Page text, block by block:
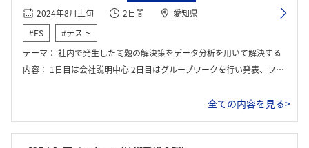
2024年8月上旬
2日間
愛知県
#ES
#テスト
テーマ： 社内で発生した問題の解決策をデータ分析を用いて解決する
内容： 1日目は会社説明中心 2日目はグループワークを行い発表、フィードバックを受けた。その後社員座談会があった。
全ての内容を見る>